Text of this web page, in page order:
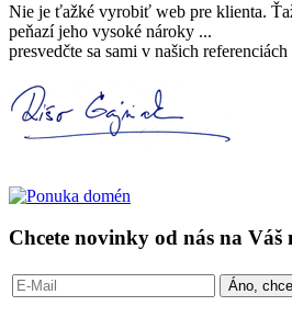
Nie je ťažké vyrobiť web pre klienta.
peňazí jeho vysoké nároky ...
presvedčte sa sami v našich referenciách
Chcete novinky od nás na Váš